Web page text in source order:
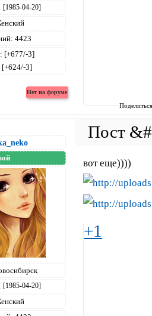
[1985-04-20]
4423
[+677/-3]
[+624/-3]
[1985-04-20]
вот еще))))
+1